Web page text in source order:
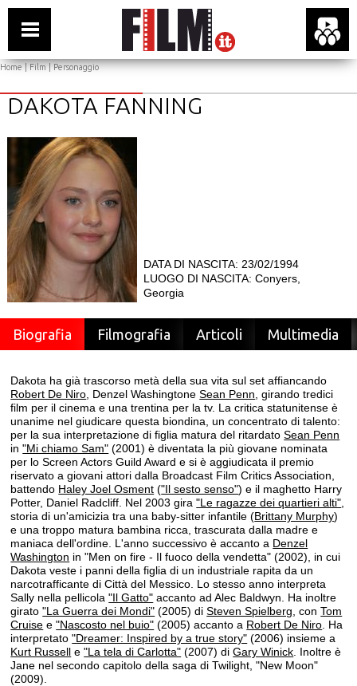
Home|Film| Personaggio
DAKOTA FANNING
DATA DI NASCITA: 23/02/1994
LUOGO DI NASCITA: Conyers,
Georgia
Biografia Filmografia Articoli Multimedia
Dakota ha già trascorso metà della sua vita sul set affiancando
Robert De Niro , Denzel WashingtoneSean Penn , girando tredici
film per il cinema e una trentina per la tv. La critica statunitense è
unanime nel giudicare questa biondina, un concentrato di talento:
per la sua interpretazione di figlia matura del ritardatoSean Penn
in"Mi chiamo Sam" (2001) è diventata la più giovane nominata
per lo Screen Actors Guild Award e si è aggiudicata il premio
riservato a giovani attori dalla Broadcast Film Critics Association,
battendo Haley Joel Osment ("Il sesto senso") e il maghetto Harry
Potter, Daniel Radcliff. Nel 2003 gira"Le ragazze dei quartieri alti"
storia di un'amicizia tra una baby-sitter infantile (Brittany Murphy)
e una troppo matura bambina ricca, trascurata dalla madre e
maniaca dell'ordine. L'anno successivo è accanto a Denzel
Washington in "Men on fire - Il fuoco della vendetta" (2002), in cui
Dakota veste i panni della figlia di un industriale rapita da un
narcotrafficante di Città del Messico. Lo stesso anno interpreta
Sally nella pellicola"Il Gatto" accanto ad Alec Baldwyn. Ha inoltre
girato"La Guerra dei Mondi" (2005) diSteven Spielberg , conTom
Cruise e"Nascosto nel buio" (2005) accanto a Robert De Niro . Ha
interpretato"Dreamer: Inspired by a true story" (2006) insieme a
Kurt Russell e"La tela di Carlotta" (2007) diGary Winick . Inoltre è
Jane nel secondo capitolo della saga di Twilight, "New Moon"
(2009).